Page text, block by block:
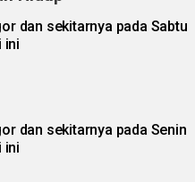
dan sekitarnya pada Sabtu
ini
dan sekitarnya pada Senin
ini